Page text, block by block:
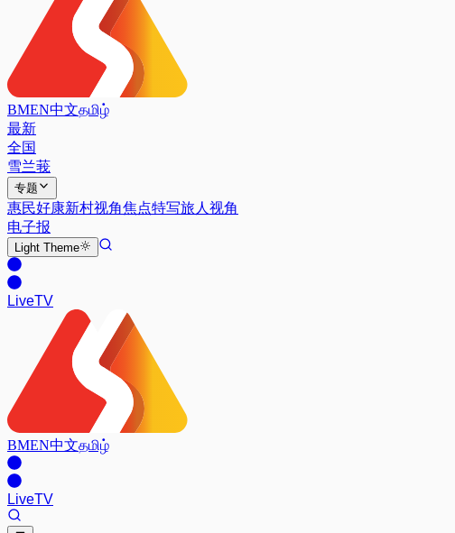
BMEN中文தமிழ்
最新
全国
雪兰莪
专题
惠民好康新村视角焦点特写旅人视角
电子报
Light Theme
LiveTV
BMEN中文தமிழ்
LiveTV